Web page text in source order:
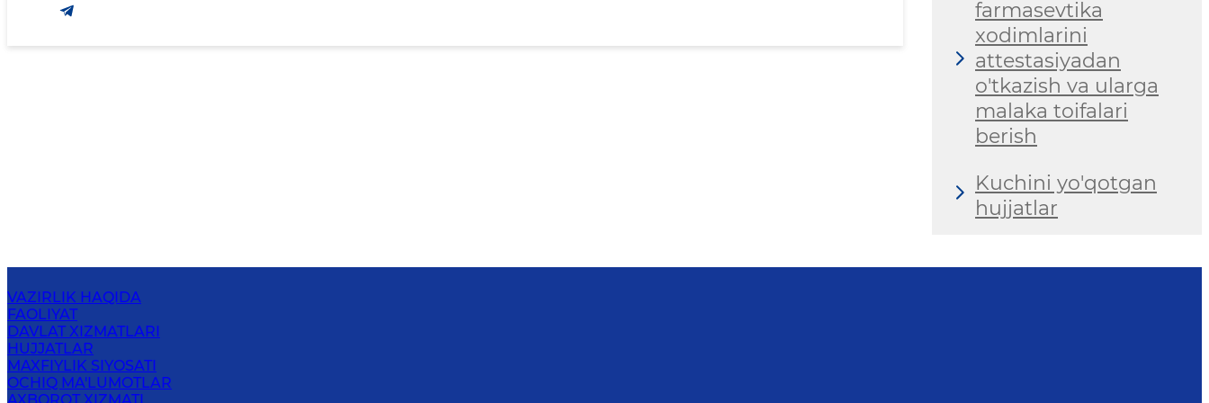
farmasevtika
xodimlarini
attestasiyadan
o'tkazish va ularga
malaka toifalari
berish
Kuchini yo'qotgan
hujjatlar
VAZIRLIK HAQIDA
FAOLIYAT
DAVLAT XIZMATLARI
HUJJATLAR
MAXFIYLIK SIYOSATI
OCHIQ MA'LUMOTLAR